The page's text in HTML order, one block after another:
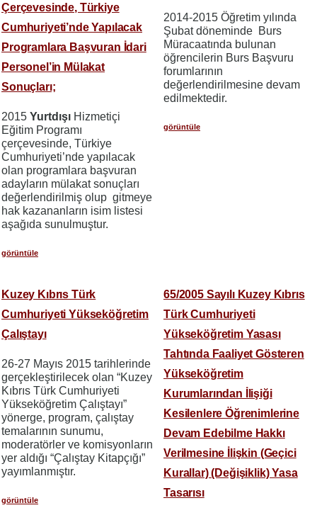
Çerçevesinde, Türkiye
Cumhuriyeti’nde Yapılacak
Programlara Başvuran İdari
Personel’in Mülakat
Sonuçları;
2015 Yurtdışı Hizmetiçi
Eğitim Programı
çerçevesinde, Türkiye
Cumhuriyeti’nde yapılacak
olan programlara başvuran
adayların mülakat sonuçları
değerlendirilmiş olup gitmeye
hak kazananların isim listesi
aşağıda sunulmuştur.
görüntüle
2014-2015 Öğretim yılında
Şubat döneminde Burs
Müracaatında bulunan
öğrencilerin Burs Başvuru
forumlarının
değerlendirilmesine devam
edilmektedir.
görüntüle
Kuzey Kıbrıs Türk
Cumhuriyeti Yükseköğretim
Çalıştayı
26-27 Mayıs 2015 tarihlerinde
gerçekleştirilecek olan “Kuzey
Kıbrıs Türk Cumhuriyeti
Yükseköğretim Çalıştayı”
yönerge, program, çalıştay
temalarının sunumu,
moderatörler ve komisyonların
yer aldığı “Çalıştay Kitapçığı”
yayımlanmıştır.
görüntüle
65/2005 Sayılı Kuzey Kıbrıs
Türk Cumhuriyeti
Yükseköğretim Yasası
Tahtında Faaliyet Gösteren
Yükseköğretim
Kurumlarından İlişiği
Kesilenlere Öğrenimlerine
Devam Edebilme Hakkı
Verilmesine İlişkin (Geçici
Kurallar) (Değişiklik) Yasa
Tasarısı